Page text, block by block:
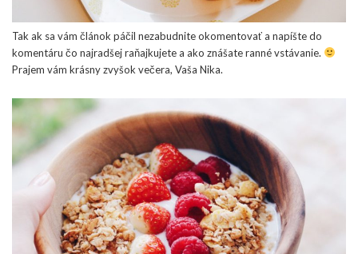
Tak ak sa vám článok páčil nezabudnite okomentovať a napíšte do
komentáru čo najradšej raňajkujete a ako znášate ranné vstávanie.
Prajem vám krásny zvyšok večera, Vaša Nika.